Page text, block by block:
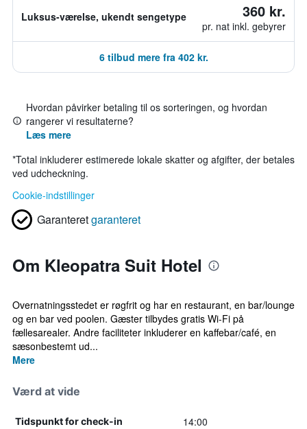
Luksus-værelse, ukendt sengetype 360 kr.
pr. nat inkl. gebyrer
6 tilbud mere fra 402 kr.
Hvordan påvirker betaling til os sorteringen, og hvordan
rangerer vi resultaterne?
Læs mere
*Total inkluderer estimerede lokale skatter og afgifter, der betales
ved udcheckning.
Cookie-indstillinger
Garanteretgaranteret
Om Kleopatra Suit Hotel
Overnatningsstedet er røgfrit og har en restaurant, en bar/lounge
og en bar ved poolen. Gæster tilbydes gratis Wi-Fi på
fællesarealer. Andre faciliteter inkluderer en kaffebar/café, en
sæsonbestemt ud...
Mere
Værd at vide
Tidspunkt for check-in 14:00